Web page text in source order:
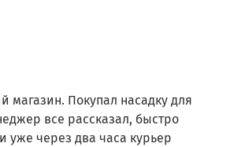
магазин. Покупал насадку для
все рассказал, быстро
уже через два часа курьер